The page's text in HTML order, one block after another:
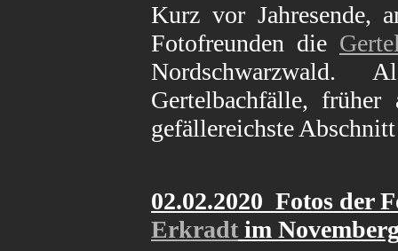
Kurz vor Jahresende,
Fotofreunden die
Nordschwarzwald.
Gertelbachfälle,
gefällereichste
02.02.2020 Fotos der
Erkradtim